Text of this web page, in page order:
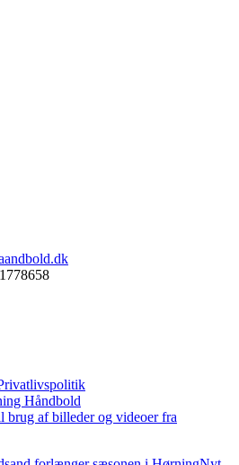
Håndbold
brug af billeder og videoer fra